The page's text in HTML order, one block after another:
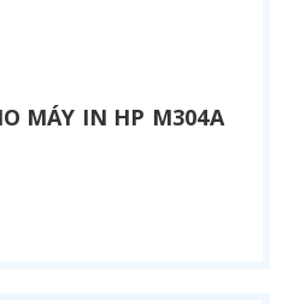
MÁY IN HP M304A